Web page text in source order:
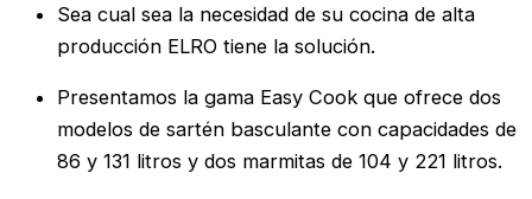
Sea cual sea la necesidad de su cocina de alta
producción ELRO tiene la solución.
Presentamos la gama Easy Cook que ofrece dos
modelos de sartén basculante con capacidades de
86 y 131 litros y dos marmitas de 104 y 221 litros.